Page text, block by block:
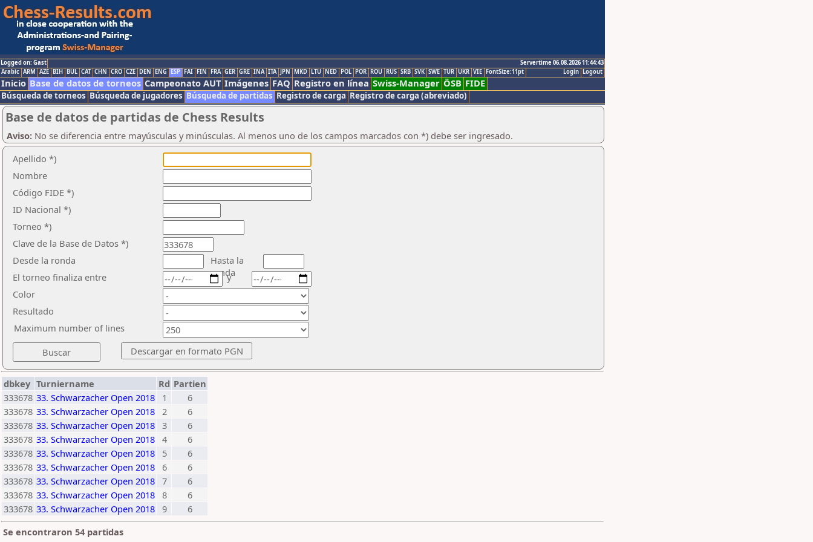
Logged on: Gast
Servertime 06.08.2026 11:44:43
Logout
Login
Arabic ARM AZE BIH BUL CAT CHN CRO CZE DEN ENG ESP FAI FIN FRA GER GRE INA ITA JPN MKD LTU NED POL POR ROU RUS SRB SVK SWE TUR UKR VIE FontSize:11pt
Inicio Base de datos de torneos Campeonato AUT Imágenes FAQ Registro en línea Swiss-Manager ÖSB FIDE
Búsqueda de torneos Búsqueda de jugadores Búsqueda de partidas Registro de carga Registro de carga (abreviado)
Base de datos de partidas de Chess Results
Aviso: No se diferencia entre mayúsculas y minúsculas. Al menos uno de los campos marcados con *) debe ser ingresado.
Apellido *)
Nombre
Código FIDE *)
ID Nacional *)
Torneo *)
Clave de la Base de Datos *)
Desde la ronda
Hasta la
ronda
El torneo finaliza entre
Color
Resultado
y
Maximum number of lines
dbkey Turniername Rd Partien
333678 33. Schwarzacher Open 2018 1
6
333678 33. Schwarzacher Open 2018 2
6
333678 33. Schwarzacher Open 2018 3
6
333678 33. Schwarzacher Open 2018 4
6
333678 33. Schwarzacher Open 2018 5
6
333678 33. Schwarzacher Open 2018 6
6
333678 33. Schwarzacher Open 2018 7
6
333678 33. Schwarzacher Open 2018 8
6
333678 33. Schwarzacher Open 2018 9
6
Se encontraron 54 partidas